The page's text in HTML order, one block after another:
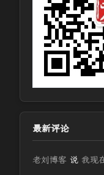
最新评论
老刘博客 说 我现